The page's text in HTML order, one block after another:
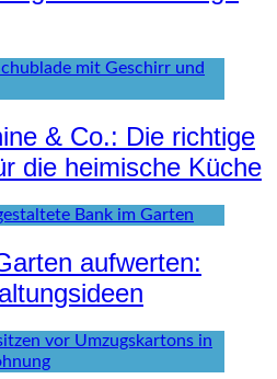
& Co.: Die richtige
die heimische Küche
aufwerten: